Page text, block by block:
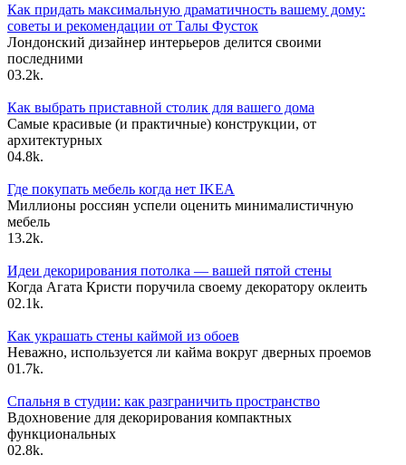
Как придать максимальную драматичность вашему дому:
советы и рекомендации от Талы Фусток
Лондонский дизайнер интерьеров делится своими
последними
03.2k.
Как выбрать приставной столик для вашего дома
Самые красивые (и практичные) конструкции, от
архитектурных
04.8k.
Где покупать мебель когда нет IKEA
Миллионы россиян успели оценить минималистичную
мебель
13.2k.
Идеи декорирования потолка — вашей пятой стены
Когда Агата Кристи поручила своему декоратору оклеить
02.1k.
Как украшать стены каймой из обоев
Неважно, используется ли кайма вокруг дверных проемов
01.7k.
Спальня в студии: как разграничить пространство
Вдохновение для декорирования компактных
функциональных
02.8k.